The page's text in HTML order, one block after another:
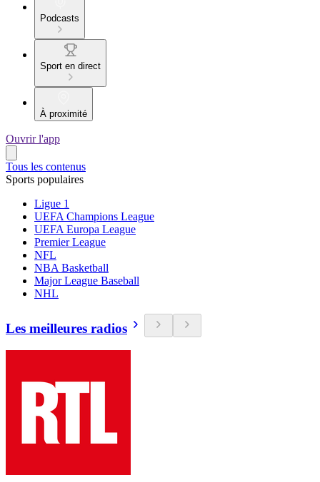
Podcasts
Sport en direct
À proximité
Ouvrir l'app
Tous les contenus
Sports populaires
Ligue 1
UEFA Champions League
UEFA Europa League
Premier League
NFL
NBA Basketball
Major League Baseball
NHL
Les meilleures radios